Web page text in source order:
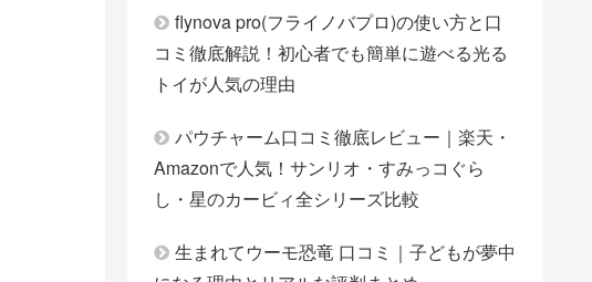
flynova pro(フライノバプロ)の使い方と口
コミ徹底解説！初心者でも簡単に遊べる光る
トイが人気の理由
パウチャーム口コミ徹底レビュー｜楽天・
Amazonで人気！サンリオ・すみっコぐら
し・星のカービィ全シリーズ比較
生まれてウーモ恐竜 口コミ｜子どもが夢中